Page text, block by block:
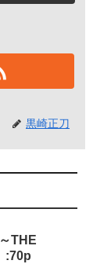
黒崎正刀
THE
:70p